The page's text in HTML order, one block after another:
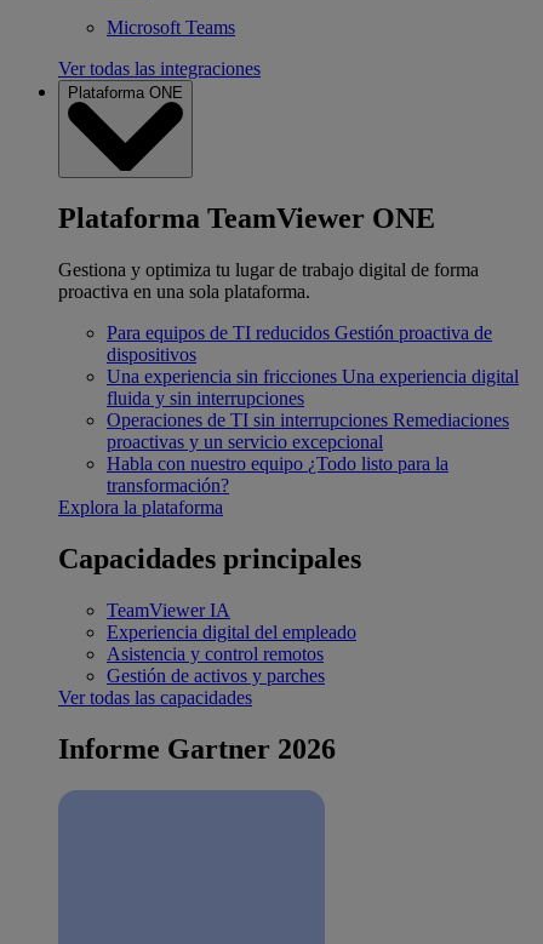
Microsoft Teams
Ver todas las integraciones
Plataforma ONE
Plataforma TeamViewer ONE
Gestiona y optimiza tu lugar de trabajo digital de forma
proactiva en una sola plataforma.
Para equipos de TI reducidos Gestión proactiva de
dispositivos
Una experiencia sin fricciones Una experiencia digital
fluida y sin interrupciones
Operaciones de TI sin interrupciones Remediaciones
proactivas y un servicio excepcional
Habla con nuestro equipo ¿Todo listo para la
transformación?
Explora la plataforma
Capacidades principales
TeamViewer IA
Experiencia digital del empleado
Asistencia y control remotos
Gestión de activos y parches
Ver todas las capacidades
Informe Gartner 2026